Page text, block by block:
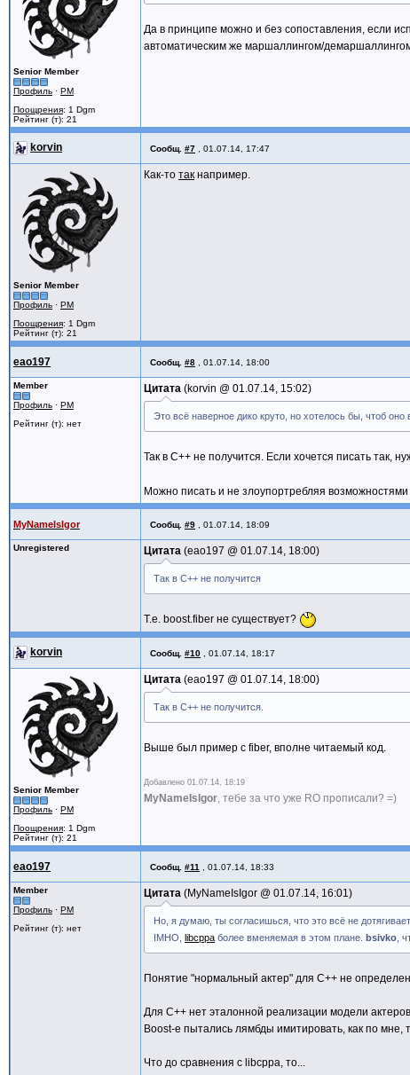
Senior Member
Профиль · PM
Поощрения: 1 Dgm
Рейтинг (т): 21
Да в принципе можно и без сопоставления, если
автоматическим же маршаллингом/
korvin Сообщ. #7 01.07.14, 17:47
Senior Member
Профиль · PM
Поощрения: 1 Dgm
Рейтинг (т): 21
Как-то так например.
eao197 Сообщ. #8 01.07.14, 18:00
Member
Профиль · PM
Рейтинг (т): нет
Цитата korvin @ 01.07.14, 15:02
Это всё наверное дико круто, но хотелось бы, чтоб оно
Так в C++ не получится. Если хочется писать так,
Можно писать и не злоупортребляя возможностями
MyNameIsIgor Сообщ. #9 01.07.14, 18:09
Unregistered Цитата eao197 @ 01.07.14, 18:00
Так в C++ не получится
Т.е. boost.fiber не существует?
korvin Сообщ. #10 01.07.14, 18:17
Senior Member
Профиль · PM
Поощрения: 1 Dgm
Рейтинг (т): 21
Цитата eao197 @ 01.07.14, 18:00
Так в C++ не получится.
Выше был пример с fiber, вполне читаемый код.
Добавлено 01.07.14, 18:19
MyNameIsIgor , тебе за что уже RO прописали? =)
eao197 Сообщ. #11 01.07.14, 18:33
Member
Профиль · PM
Рейтинг (т): нет
Цитата MyNameIsIgor @ 01.07.14, 16:01
Но, я думаю, ты согласишься, что это всё не
IMHO, libcppa более вменяемая в этом плане. bsivko ,
Понятие "нормальный актер" для C++ не
Для C++ нет эталонной реализации модели
Boost-е пытались лямбды имитировать, как по мне,
Что до сравнения с libcppa, то...